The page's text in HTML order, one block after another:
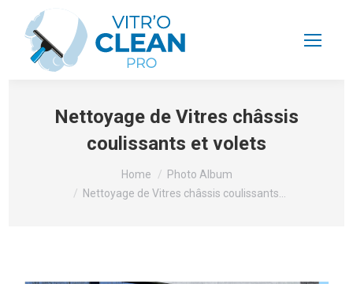
Nettoyage de Vitres châssis
coulissants et volets
Home
Photo Album
Nettoyage de Vitres châssis coulissants…